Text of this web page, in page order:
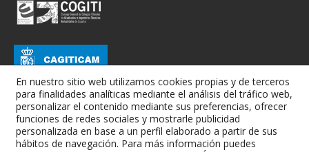
En nuestro sitio web utilizamos cookies propias y de terceros
para finalidades analíticas mediante el análisis del tráfico web,
personalizar el contenido mediante sus preferencias, ofrecer
funciones de redes sociales y mostrarle publicidad
personalizada en base a un perfil elaborado a partir de sus
hábitos de navegación. Para más información puedes